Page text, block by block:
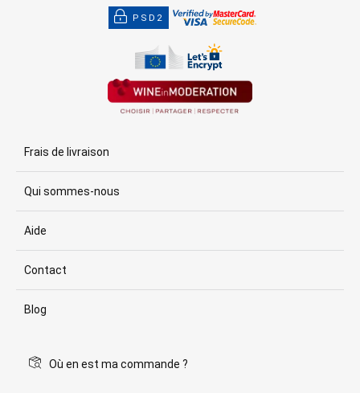
PSD2
Frais de livraison
Qui sommes-nous
Aide
Contact
Blog
Où en est ma commande ?